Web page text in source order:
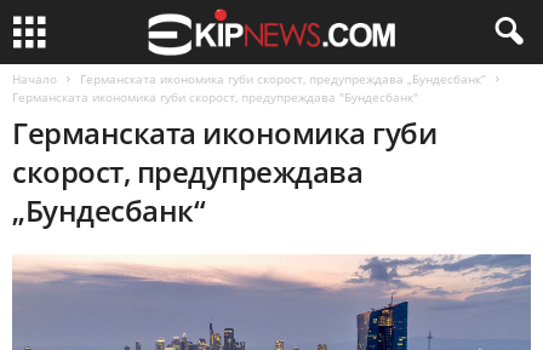
Начало
Германската икономика губи скорост, предупреждава „Бундесбанк“
Германската икономика губи скорост, предупреждава "Бундесбанк"
Германската икономика губи
скорост, предупреждава
„Бундесбанк“